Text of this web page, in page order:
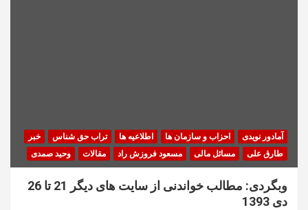
آمادور نویدی احزاب و سازمان ها اطلاعیه ها تراب حق شناس
خبر
طارق علی
مسائل مالی مسعود فروزش راد مقالات وحید صمدی
وبگردی: مطالب خواندنی از سایت های دیگر 21 تا 26
دی 1393